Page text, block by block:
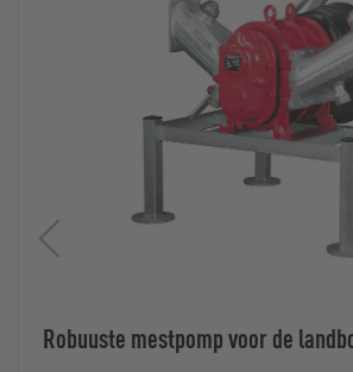
Robuuste mestpomp voor de